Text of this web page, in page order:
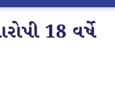
18 વર્ષે